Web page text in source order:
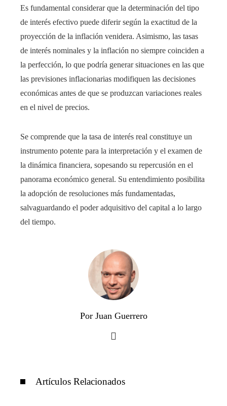
Es fundamental considerar que la determinación del tipo
de interés efectivo puede diferir según la exactitud de la
proyección de la inflación venidera. Asimismo, las tasas
de interés nominales y la inflación no siempre coinciden a
la perfección, lo que podría generar situaciones en las que
las previsiones inflacionarias modifiquen las decisiones
económicas antes de que se produzcan variaciones reales
en el nivel de precios.
Se comprende que la tasa de interés real constituye un
instrumento potente para la interpretación y el examen de
la dinámica financiera, sopesando su repercusión en el
panorama económico general. Su entendimiento posibilita
la adopción de resoluciones más fundamentadas,
salvaguardando el poder adquisitivo del capital a lo largo
del tiempo.
Por Juan Guerrero
Artículos Relacionados